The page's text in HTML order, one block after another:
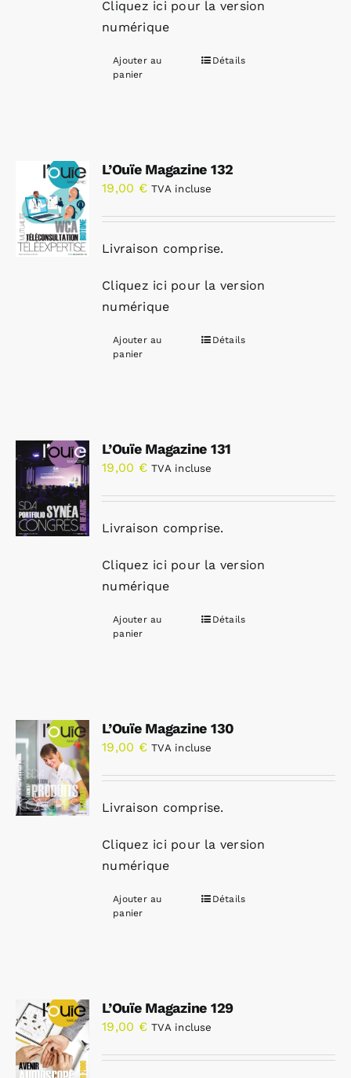
Cliquez ici pour la version
numérique
Ajouter au
panier
Détails
L’Ouïe Magazine 132
19,00 € TVA incluse
Livraison comprise.
Cliquez ici pour la version
numérique
Ajouter au
panier
Détails
L’Ouïe Magazine 131
19,00 € TVA incluse
Livraison comprise.
Cliquez ici pour la version
numérique
Ajouter au
panier
Détails
L’Ouïe Magazine 130
19,00 € TVA incluse
Livraison comprise.
Cliquez ici pour la version
numérique
Ajouter au
panier
Détails
L’Ouïe Magazine 129
19,00 € TVA incluse